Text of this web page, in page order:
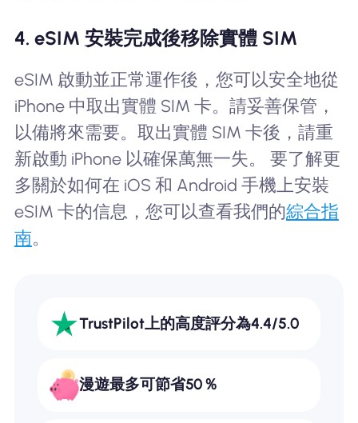
4. eSIM 安裝完成後移除實體 SIM
eSIM 啟動並正常運作後，您可以安全地從
iPhone 中取出實體 SIM 卡。請妥善保管，
以備將來需要。取出實體 SIM 卡後，請重
新啟動 iPhone 以確保萬無一失。 要了解更
多關於如何在 iOS 和 Android 手機上安裝
eSIM 卡的信息，您可以查看我們的綜合指
南。
TrustPilot上的高度評分為4.4/5.0
漫遊最多可節省50％